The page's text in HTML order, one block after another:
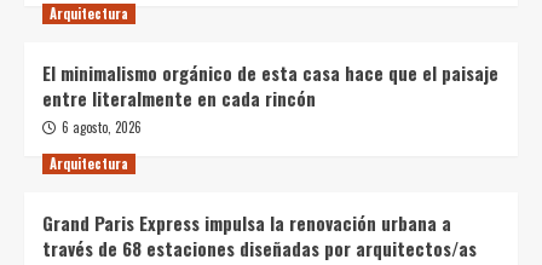
Arquitectura
El minimalismo orgánico de esta casa hace que el paisaje
entre literalmente en cada rincón
6 agosto, 2026
Arquitectura
Grand Paris Express impulsa la renovación urbana a
través de 68 estaciones diseñadas por arquitectos/as